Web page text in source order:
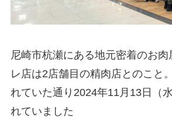
尼崎市杭瀬にある地元密着のお
レ店は2店舗目の精肉店とのこと
れていた通り2024年11月13日（
れていました